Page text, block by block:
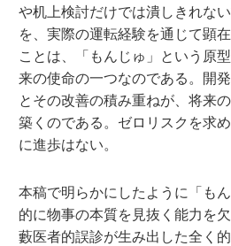
や机上検討だけでは潰しきれな
を、実際の運転経験を通じて顕
ことは、「もんじゅ」という原
来の使命の一つなのである。開
とその改善の積み重ねが、将来
築くのである。ゼロリスクを求
に進歩はない。
本稿で明らかにしたように「も
的に物事の本質を見抜く能力を
藪医者的誤診が生み出した全く